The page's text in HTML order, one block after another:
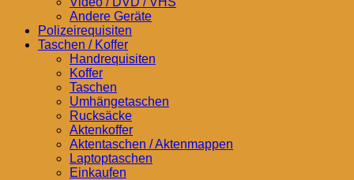
Andere Geräte
Polizeirequisiten
Taschen / Koffer
Handrequisiten
Koffer
Taschen
Umhängetaschen
Rucksäcke
Aktenkoffer
Aktentaschen / Aktenmappen
Laptoptaschen
Einkaufen